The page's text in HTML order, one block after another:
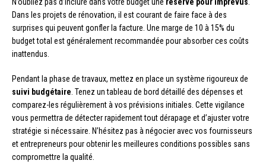
Dans les projets de rénovation, il est courant de faire face à des
surprises qui peuvent gonfler la facture. Une marge de 10 à 15% du
budget total est généralement recommandée pour absorber ces coûts
inattendus.
Pendant la phase de travaux, mettez en place un système rigoureux de
suivi budgétaire . Tenez un tableau de bord détaillé des dépenses et
comparez-les régulièrement à vos prévisions initiales. Cette vigilance
vous permettra de détecter rapidement tout dérapage et d’ajuster votre
stratégie si nécessaire. N’hésitez pas à négocier avec vos fournisseurs
et entrepreneurs pour obtenir les meilleures conditions possibles sans
compromettre la qualité.